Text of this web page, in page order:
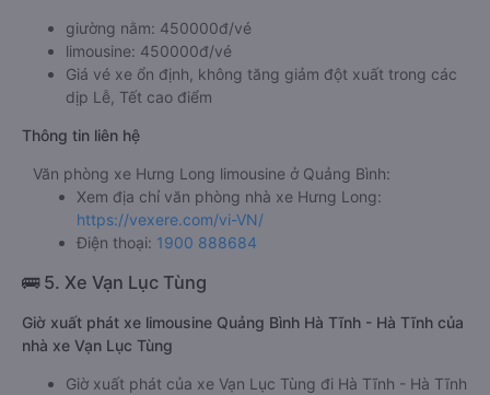
giường nằm: 450000đ/vé
limousine: 450000đ/vé
Giá vé xe ổn định, không tăng giảm đột xuất trong các
dịp Lễ, Tết cao điểm
Thông tin liên hệ
Văn phòng xe Hưng Long limousine ở Quảng Bình:
Xem địa chỉ văn phòng nhà xe Hưng Long:
https://vexere.com/vi-VN/
Điện thoại: 1900 888684
🚌 5. Xe Vạn Lục Tùng
Giờ xuất phát xe limousine Quảng Bình Hà Tĩnh - Hà Tĩnh của
nhà xe Vạn Lục Tùng
Giờ xuất phát của xe Vạn Lục Tùng đi Hà Tĩnh - Hà Tĩnh